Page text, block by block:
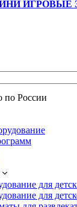
ИГРОВЫЕ
по России
для
для